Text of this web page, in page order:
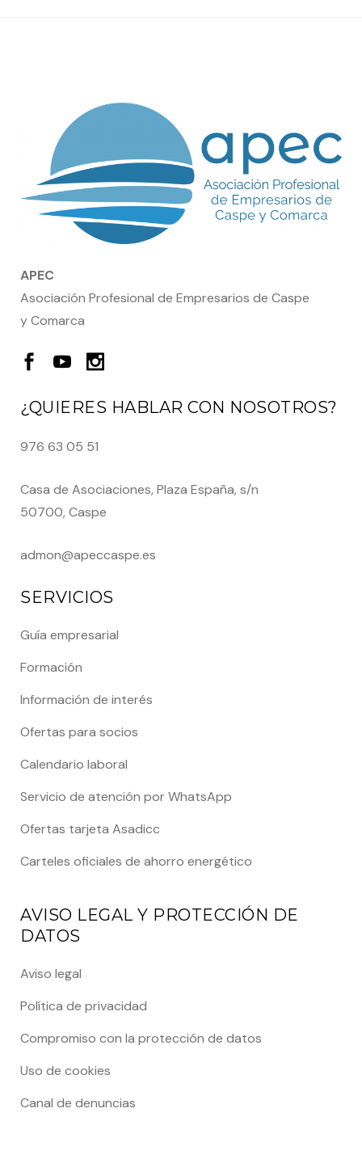
APEC
Asociación Profesional de Empresarios de Caspe
y Comarca
¿QUIERES HABLAR CON NOSOTROS?
976 63 05 51
Casa de Asociaciones, Plaza España, s/n
50700, Caspe
admon@apeccaspe.es
SERVICIOS
Guía empresarial
Formación
Información de interés
Ofertas para socios
Calendario laboral
Servicio de atención por WhatsApp
Ofertas tarjeta Asadicc
Carteles oficiales de ahorro energético
AVISO LEGAL Y PROTECCIÓN DE
DATOS
Aviso legal
Política de privacidad
Compromiso con la protección de datos
Uso de cookies
Canal de denuncias